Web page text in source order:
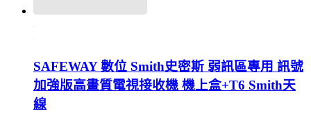
SAFEWAY 數位 Smith史密斯 弱訊區專用 訊號
加強版高畫質電視接收機 機上盒+T6 Smith天
線